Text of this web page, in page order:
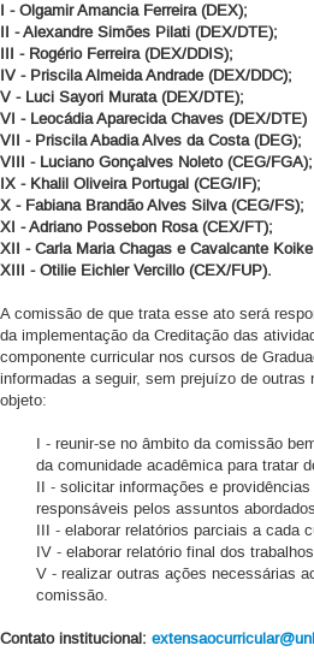
I - Olgamir Amancia Ferreira (DEX);
II - Alexandre Simões Pilati (DEX/DTE);
III - Rogério Ferreira (DEX/DDIS);
IV - Priscila Almeida Andrade (DEX/DDC);
V - Luci Sayori Murata (DEX/DTE);
VI - Leocádia Aparecida Chaves (DEX/DTE)
VII - Priscila Abadia Alves da Costa (DEG);
VIII - Luciano Gonçalves Noleto (CEG/FGA);
IX - Khalil Oliveira Portugal (CEG/IF);
X - Fabiana Brandão Alves Silva (CEG/FS);
XI - Adriano Possebon Rosa (CEX/FT);
XII - Carla Maria Chagas e Cavalcante
XIII - Otilie Eichler Vercillo (CEX/FUP).
A comissão de que trata esse ato será
da implementação da Creditação das
componente curricular nos cursos de
informadas a seguir, sem prejuízo de
objeto:
I - reunir-se no âmbito da comissão
da comunidade acadêmica para tratar
II - solicitar informações e
responsáveis pelos assuntos
III - elaborar relatórios parciais a cada
IV - elaborar relatório final dos
V - realizar outras ações necessárias
comissão.
Contato institucional: